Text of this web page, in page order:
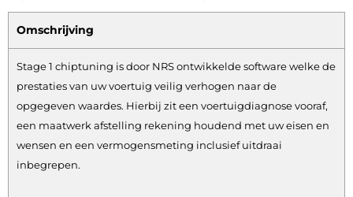
Omschrijving
Stage 1 chiptuning is door NRS ontwikkelde software welke de
prestaties van uw voertuig veilig verhogen naar de
opgegeven waardes. Hierbij zit een voertuigdiagnose vooraf,
een maatwerk afstelling rekening houdend met uw eisen en
wensen en een vermogensmeting inclusief uitdraai
inbegrepen.